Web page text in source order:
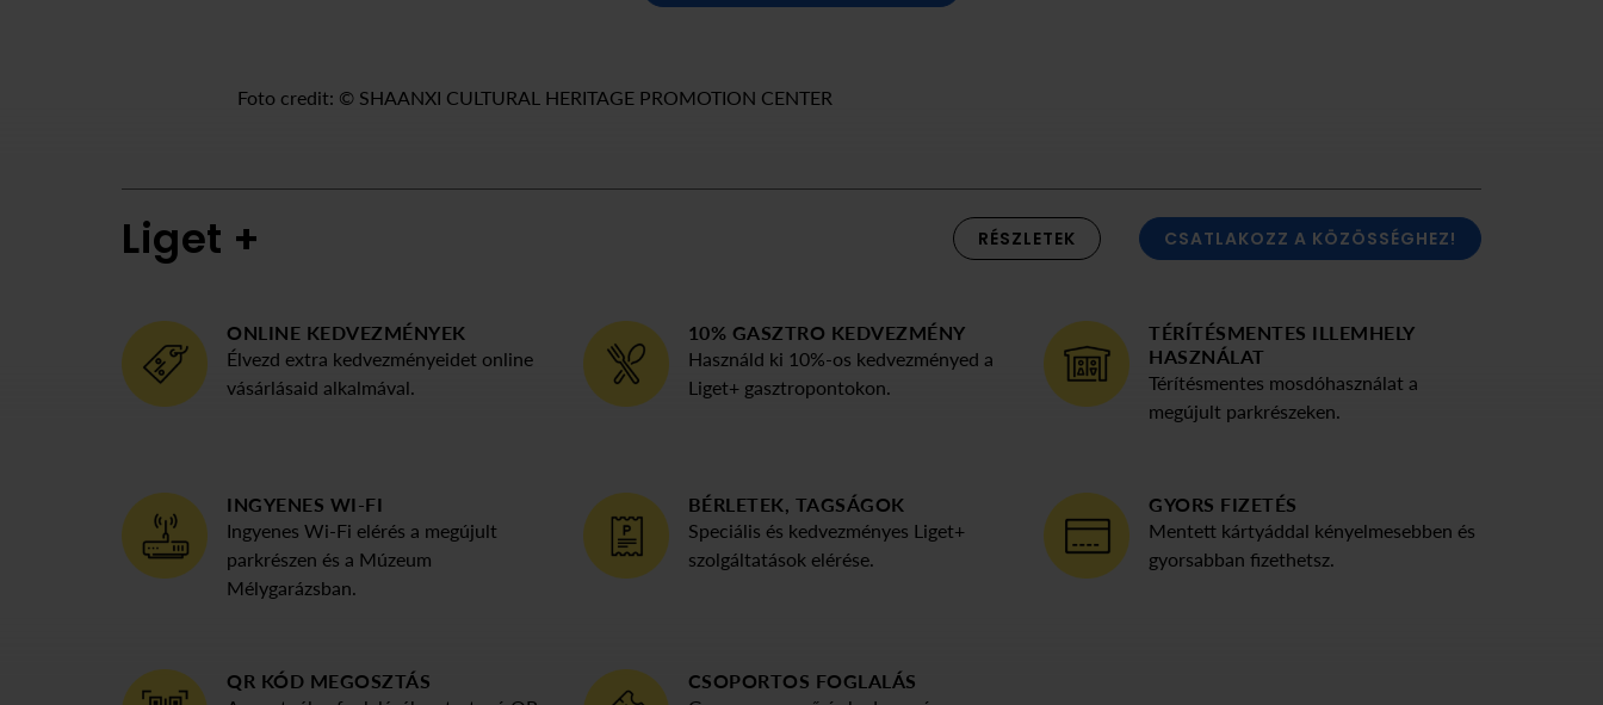
Foto credit: © SHAANXI CULTURAL HERITAGE PROMOTION CENTER
Liget + RÉSZLETEK CSATLAKOZZ A KÖZÖSSÉGHEZ!
ONLINE KEDVEZMÉNYEK
Élvezd extra kedvezményeidet online
vásárlásaid alkalmával.
10% GASZTRO KEDVEZMÉNY
Használd ki 10%-os kedvezményed a
Liget+ gasztropontokon.
TÉRÍTÉSMENTES ILLEMHELY
HASZNÁLAT
Térítésmentes mosdóhasználat a
megújult parkrészeken.
INGYENES WI-FI
Ingyenes Wi-Fi elérés a megújult
parkrészen és a Múzeum
Mélygarázsban.
BÉRLETEK, TAGSÁGOK
Speciális és kedvezményes Liget+
szolgáltatások elérése.
GYORS FIZETÉS
Mentett kártyáddal kényelmesebben és
gyorsabban fizethetsz.
QR KÓD MEGOSZTÁS
CSOPORTOS FOGLALÁS